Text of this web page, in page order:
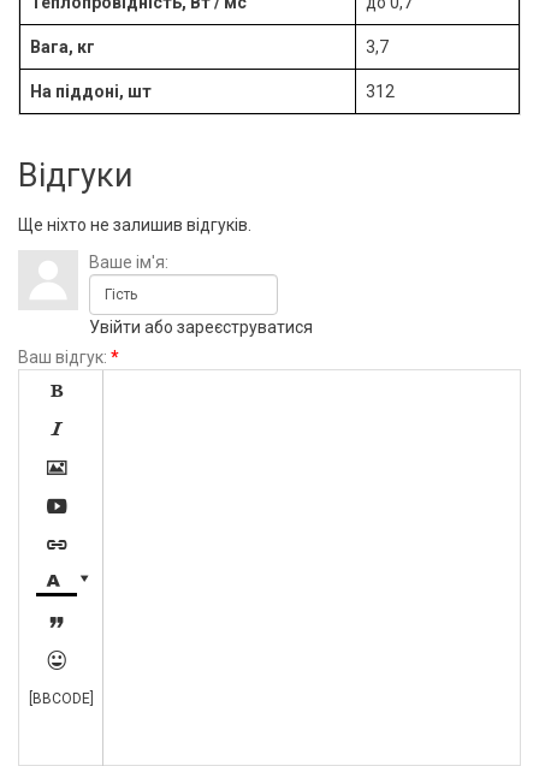
Вага, кг 3,7
На піддоні, шт 312
Відгуки
Ще ніхто не залишив відгуків.
Ваше ім'я:
Увійти або зареєструватися
Ваш відгук: *









[BBCODE]